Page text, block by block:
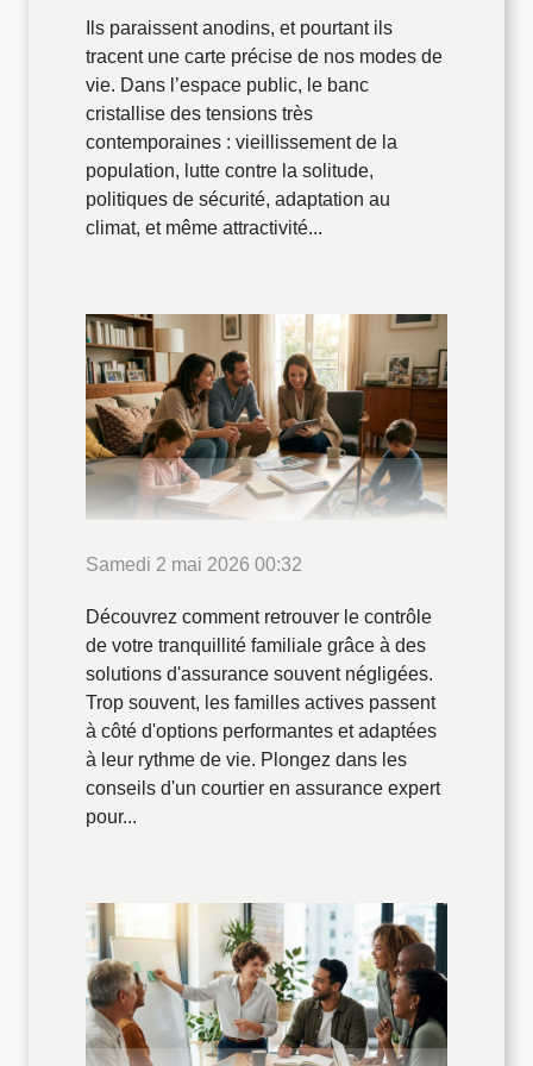
Ils paraissent anodins, et pourtant ils
tracent une carte précise de nos modes de
vie. Dans l’espace public, le banc
cristallise des tensions très
contemporaines : vieillissement de la
population, lutte contre la solitude,
politiques de sécurité, adaptation au
climat, et même attractivité...
Samedi 2 mai 2026 00:32
Découvrez comment retrouver le contrôle
de votre tranquillité familiale grâce à des
solutions d'assurance souvent négligées.
Trop souvent, les familles actives passent
à côté d'options performantes et adaptées
à leur rythme de vie. Plongez dans les
conseils d'un courtier en assurance expert
pour...